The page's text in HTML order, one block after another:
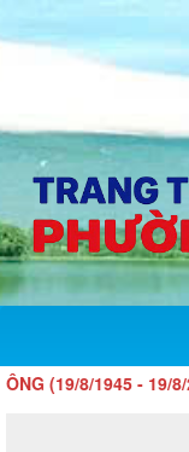
8/1945 - 19/8/2026)